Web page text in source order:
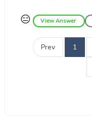
😑 View Answer
Prev 1